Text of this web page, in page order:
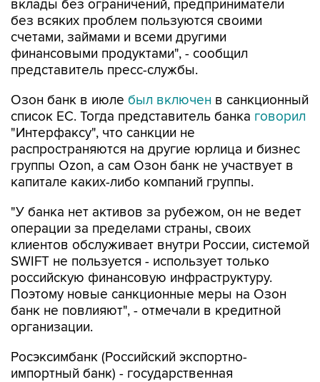
вклады без ограничений, предприниматели
без всяких проблем пользуются своими
счетами, займами и всеми другими
финансовыми продуктами", - сообщил
представитель пресс-службы.
Озон банк в июле был включен в санкционный
список ЕС. Тогда представитель банка говорил
"Интерфаксу", что санкции не
распространяются на другие юрлица и бизнес
группы Ozon, а сам Озон банк не участвует в
капитале каких-либо компаний группы.
"У банка нет активов за рубежом, он не ведет
операции за пределами страны, своих
клиентов обслуживает внутри России, системой
SWIFT не пользуется - использует только
российскую финансовую инфраструктуру.
Поэтому новые санкционные меры на Озон
банк не повлияют", - отмечали в кредитной
организации.
Росэксимбанк (Российский экспортно-
импортный банк) - государственная